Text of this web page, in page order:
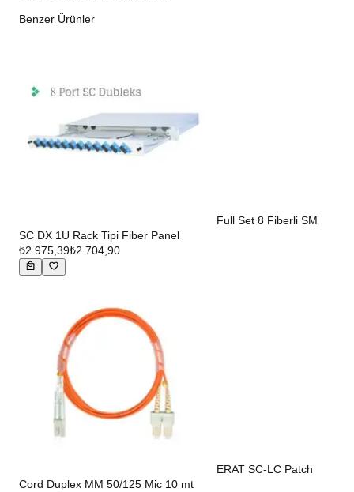
Benzer Ürünler
Full Set 8 Fiberli SM
SC DX 1U Rack Tipi Fiber Panel
₺2.975,39₺2.704,90
ERAT SC-LC Patch
Cord Duplex MM 50/125 Mic 10 mt